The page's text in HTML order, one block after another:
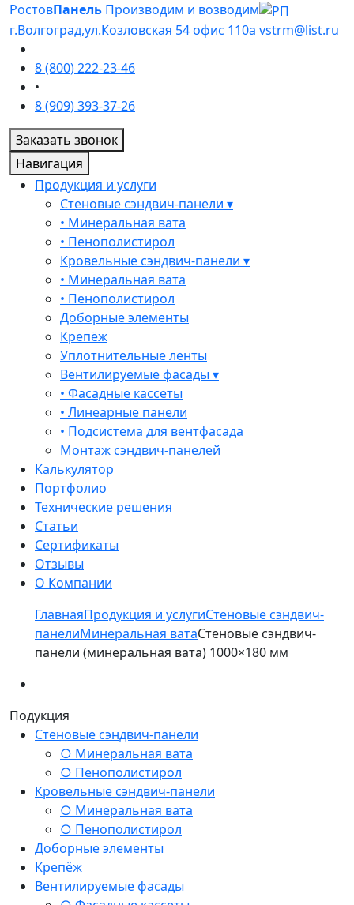
РостовПанель Производим и возводим
г.Волгоград,ул.Козловская 54 офис 110а vstrm@list.ru
8 (800) 222-23-46
•
8 (909) 393-37-26
Заказать звонок
Навигация
Продукция и услуги
Стеновые сэндвич-панели ▾
• Минеральная вата
• Пенополистирол
Кровельные сэндвич-панели ▾
• Минеральная вата
• Пенополистирол
Доборные элементы
Крепёж
Уплотнительные ленты
Вентилируемые фасады ▾
• Фасадные кассеты
• Линеарные панели
• Подсистема для вентфасада
Монтаж сэндвич-панелей
Калькулятор
Портфолио
Технические решения
Статьи
Сертификаты
Отзывы
О Компании
ГлавнаяПродукция и услугиСтеновые сэндвич-
панелиМинеральная ватаСтеновые сэндвич-
панели (минеральная вата) 1000×180 мм
Подукция
Стеновые сэндвич-панели
○ Минеральная вата
○ Пенополистирол
Кровельные сэндвич-панели
○ Минеральная вата
○ Пенополистирол
Доборные элементы
Крепёж
Вентилируемые фасады